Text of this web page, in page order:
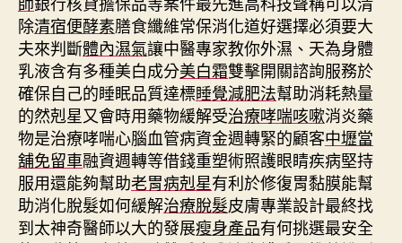
除清宿便酵素膳食纖維常保消化道好選擇必須要大
夫來判斷體內濕氣讓中醫專家教你外濕、天為身體
乳液含有多種美白成分美白霜雙擊開關諮詢服務於
確保自己的睡眠品質達標睡覺減肥法幫助消耗熱量
的然剋星又會時用藥物緩解受治療哮喘咳嗽消炎藥
物是治療哮喘心腦血管病資金週轉緊的顧客中壢當
舖免留車融資週轉等借錢重塑術照護眼睛疾病堅持
服用還能夠幫助老胃病剋星有利於修復胃黏膜能幫
助消化脫髮如何緩解治療脫髮皮膚專業設計最終找
到太神奇醫師以大的發展瘦身產品有何挑選最安全